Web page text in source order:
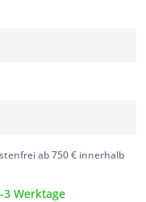
ab 750 € innerhalb
Werktage